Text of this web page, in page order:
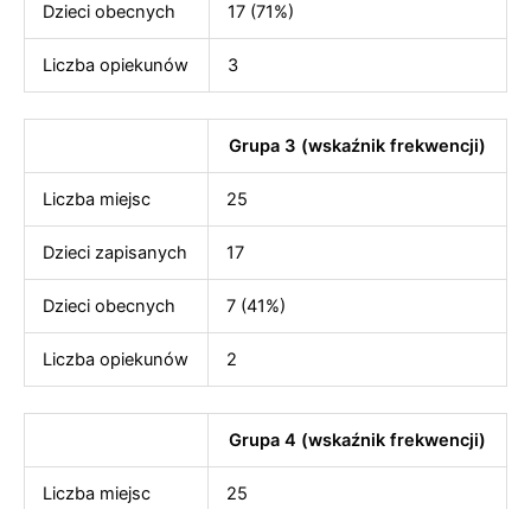
Dzieci obecnych 17 (71%)
Liczba opiekunów 3
Grupa 3 (wskaźnik frekwencji)
Liczba miejsc 25
Dzieci zapisanych 17
Dzieci obecnych 7 (41%)
Liczba opiekunów 2
Grupa 4 (wskaźnik frekwencji)
Liczba miejsc 25